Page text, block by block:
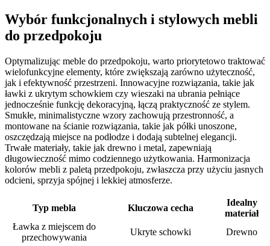
Wybór funkcjonalnych i stylowych mebli
do przedpokoju
Optymalizując meble do przedpokoju, warto priorytetowo traktować
wielofunkcyjne elementy, które zwiększają zarówno użyteczność,
jak i efektywność przestrzeni. Innowacyjne rozwiązania, takie jak
ławki z ukrytym schowkiem czy wieszaki na ubrania pełniące
jednocześnie funkcję dekoracyjną, łączą praktyczność ze stylem.
Smukłe, minimalistyczne wzory zachowują przestronność, a
montowane na ścianie rozwiązania, takie jak półki unoszone,
oszczędzają miejsce na podłodze i dodają subtelnej elegancji.
Trwałe materiały, takie jak drewno i metal, zapewniają
długowieczność mimo codziennego użytkowania. Harmonizacja
kolorów mebli z paletą przedpokoju, zwłaszcza przy użyciu jasnych
odcieni, sprzyja spójnej i lekkiej atmosferze.
Typ mebla Kluczowa cecha
Idealny
materiał
Ławka z miejscem do
przechowywania
Ukryte schowki Drewno